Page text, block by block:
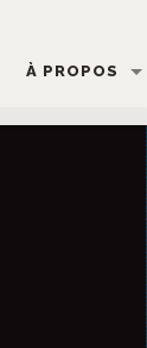
À PROPOS